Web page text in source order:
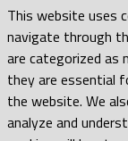
This website uses
navigate through
are categorized as
they are essential
the website. We
analyze and